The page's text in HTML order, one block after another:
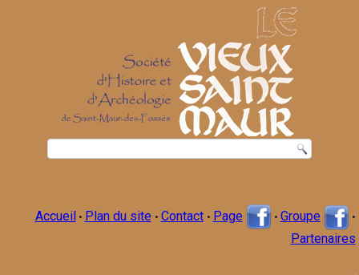
Accueil • Plan du site • Contact • Page • Groupe •
Partenaires